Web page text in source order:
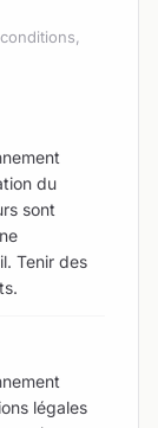
du
sont
Tenir des
légales